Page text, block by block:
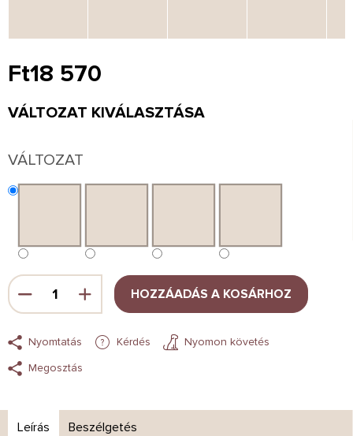
Ft18 570
Egységár:
VÁLTOZAT KIVÁLASZTÁSA
VÁLTOZAT
HOZZÁADÁS A KOSÁRHOZ
Nyomtatás Kérdés
Nyomon követés
Megosztás
Leírás Beszélgetés